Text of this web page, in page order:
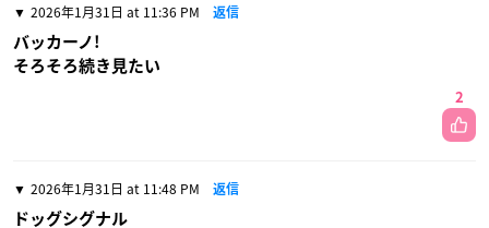
2026年1月31日 at 11:36 PM 返信
バッカーノ!
そろそろ続き見たい
2
2026年1月31日 at 11:48 PM 返信
ドッグシグナル